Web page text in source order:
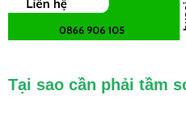
Tại sao cần phải tầm